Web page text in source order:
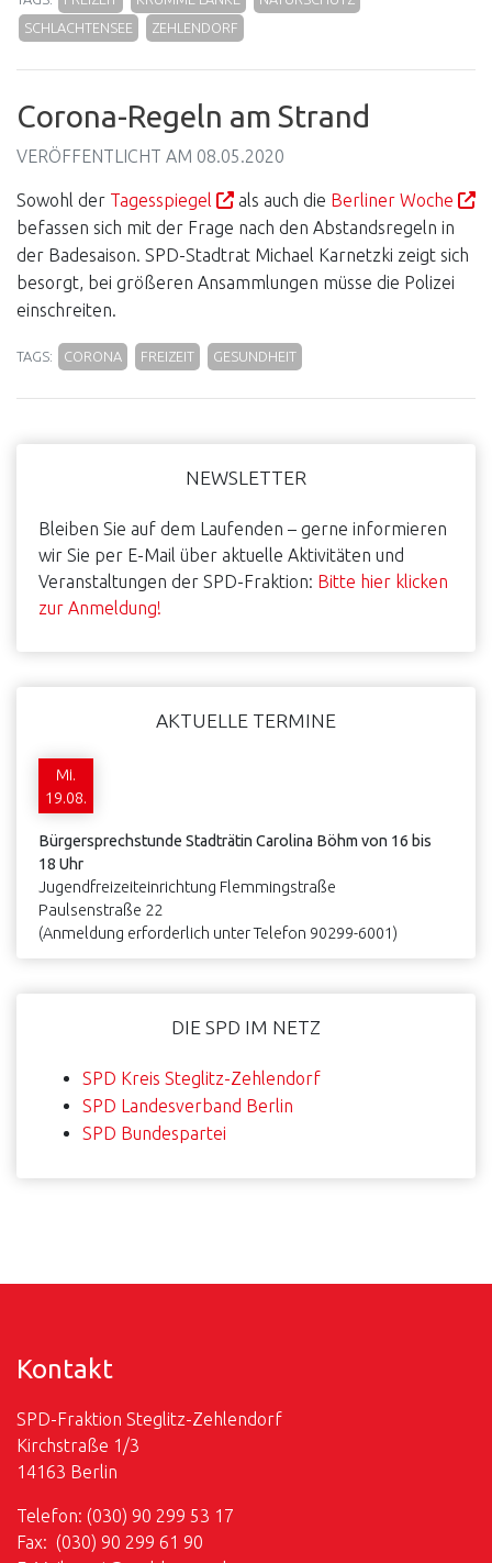
SCHLACHTENSEE
ZEHLENDORF
Corona-Regeln am Strand
VERÖFFENTLICHT AM 08.05.2020
Sowohl der Tagesspiegel als auch die Berliner Woche
befassen sich mit der Frage nach den Abstandsregeln in
der Badesaison. SPD-Stadtrat Michael Karnetzki zeigt sich
besorgt, bei größeren Ansammlungen müsse die Polizei
einschreiten.
TAGS: CORONA FREIZEIT GESUNDHEIT
NEWSLETTER
Bleiben Sie auf dem Laufenden – gerne informieren
wir Sie per E-Mail über aktuelle Aktivitäten und
Veranstaltungen der SPD-Fraktion: Bitte hier klicken
zur Anmeldung!
AKTUELLE TERMINE
Mi.
19.08.
Bürgersprechstunde Stadträtin Carolina Böhm von 16 bis
18 Uhr
Jugendfreizeiteinrichtung Flemmingstraße
Paulsenstraße 22
(Anmeldung erforderlich unter Telefon 90299-6001)
DIE SPD IM NETZ
SPD Kreis Steglitz-Zehlendorf
SPD Landesverband Berlin
SPD Bundespartei
Kontakt
SPD-Fraktion Steglitz-Zehlendorf
Kirchstraße 1/3
14163 Berlin
Telefon: (030) 90 299 53 17
Fax: (030) 90 299 61 90